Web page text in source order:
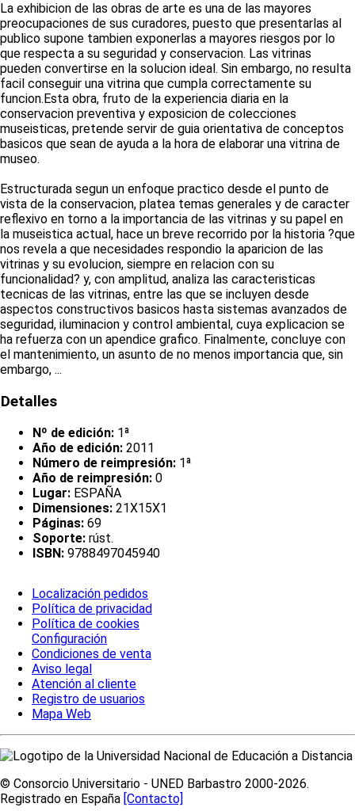
La exhibicion de las obras de arte es una de las mayores
preocupaciones de sus curadores, puesto que presentarlas al
publico supone tambien exponerlas a mayores riesgos por lo
que respecta a su seguridad y conservacion. Las vitrinas
pueden convertirse en la solucion ideal. Sin embargo, no resulta
facil conseguir una vitrina que cumpla correctamente su
funcion.Esta obra, fruto de la experiencia diaria en la
conservacion preventiva y exposicion de colecciones
museisticas, pretende servir de guia orientativa de conceptos
basicos que sean de ayuda a la hora de elaborar una vitrina de
museo.
Estructurada segun un enfoque practico desde el punto de
vista de la conservacion, platea temas generales y de caracter
reflexivo en torno a la importancia de las vitrinas y su papel en
la museistica actual, hace un breve recorrido por la historia ?que
nos revela a que necesidades respondio la aparicion de las
vitrinas y su evolucion, siempre en relacion con su
funcionalidad? y, con amplitud, analiza las caracteristicas
tecnicas de las vitrinas, entre las que se incluyen desde
aspectos constructivos basicos hasta sistemas avanzados de
seguridad, iluminacion y control ambiental, cuya explicacion se
ha refuerza con un apendice grafico. Finalmente, concluye con
el mantenimiento, un asunto de no menos importancia que, sin
embargo, ...
Detalles
Nº de edición: 1ª
Año de edición: 2011
Número de reimpresión: 1ª
Año de reimpresión: 0
Lugar: ESPAÑA
Dimensiones: 21X15X1
Páginas: 69
Soporte: rúst.
ISBN: 9788497045940
Localización pedidos
Política de privacidad
Política de cookies
Configuración
Condiciones de venta
Aviso legal
Atención al cliente
Registro de usuarios
Mapa Web
© Consorcio Universitario - UNED Barbastro 2000-2026.
Registrado en España [Contacto]